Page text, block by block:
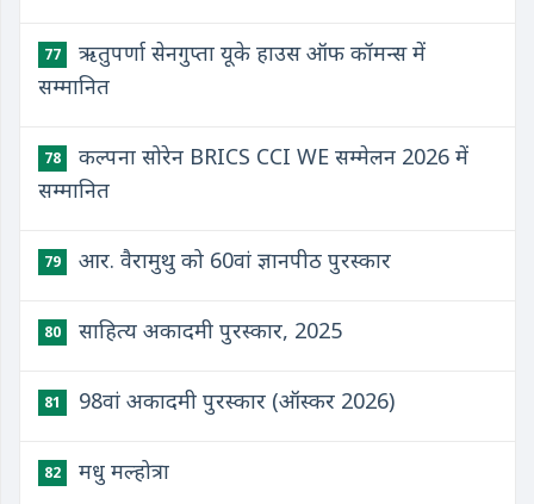
77
ऋतुपर्णा सेनगुप्ता यूके हाउस ऑफ कॉमन्स में
सम्मानित
78
कल्पना सोरेन BRICS CCI WE सम्मेलन 2026 में
सम्मानित
79 आर. वैरामुथु को 60वां ज्ञानपीठ पुरस्कार
80 साहित्य अकादमी पुरस्कार, 2025
81 98वां अकादमी पुरस्कार (ऑस्कर 2026)
82 मधु मल्होत्रा